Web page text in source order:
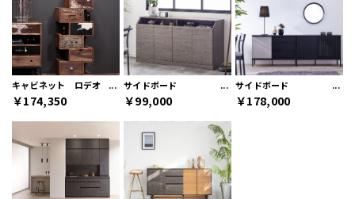
キャビネット ロデオ ジグザグ
￥174,350
サイドボード
￥99,000
サイドボード
￥178,000